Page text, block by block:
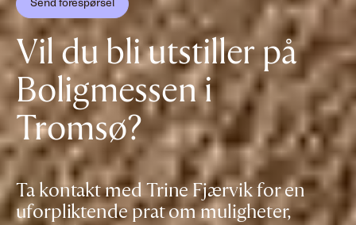
Send forespørsel
Vil du bli utstiller på
Boligmessen i
Tromsø?
Ta kontakt med Trine Fjærvik for en
uforpliktende prat om muligheter,